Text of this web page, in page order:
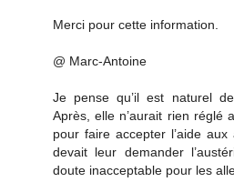
Merci pour cette information.
@ Marc-Antoine
Je pense qu’il est naturel
Après, elle n’aurait rien réglé
pour faire accepter l’aide
devait leur demander
doute inacceptable pour les